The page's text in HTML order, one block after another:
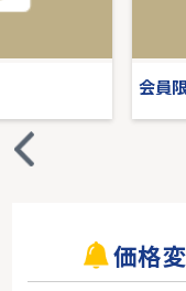
会員
価格